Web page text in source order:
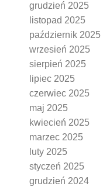
grudzień 2025
listopad 2025
październik 2025
wrzesień 2025
sierpień 2025
lipiec 2025
czerwiec 2025
maj 2025
kwiecień 2025
marzec 2025
luty 2025
styczeń 2025
grudzień 2024